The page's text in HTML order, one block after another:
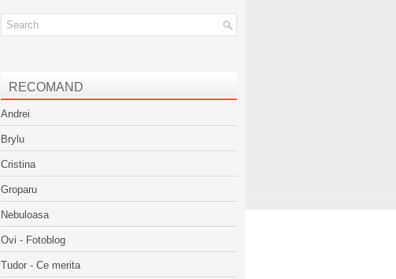
RECOMAND
Andrei
Brylu
Cristina
Groparu
Nebuloasa
Ovi - Fotoblog
Tudor - Ce merita